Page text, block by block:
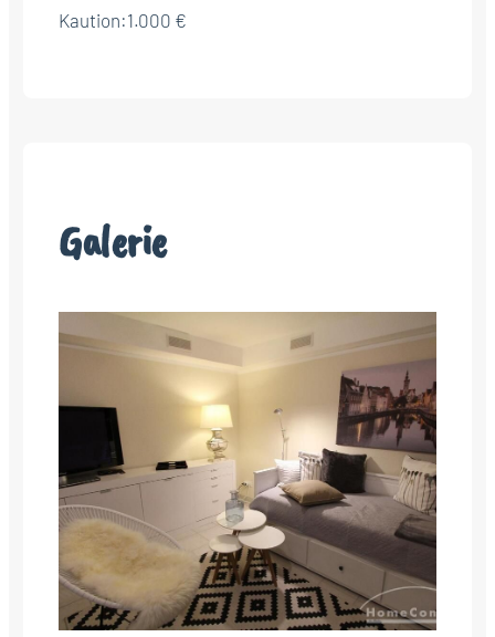
Kaution:1.000 €
Galerie